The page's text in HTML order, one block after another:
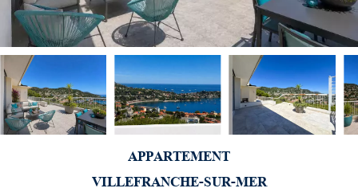
APPARTEMENT
VILLEFRANCHE-SUR-MER